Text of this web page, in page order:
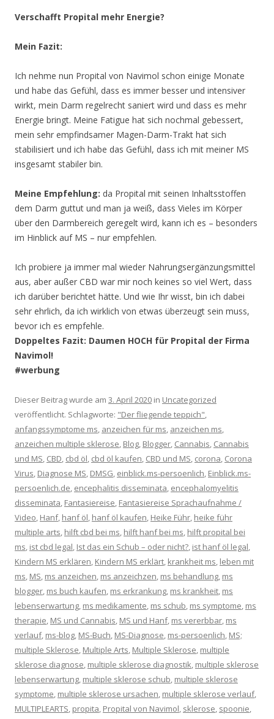
Verschafft Propital mehr Energie?
Mein Fazit:
Ich nehme nun Propital von Navimol schon einige Monate
und habe das Gefühl, dass es immer besser und intensiver
wirkt, mein Darm regelrecht saniert wird und dass es mehr
Energie bringt. Meine Fatigue hat sich nochmal gebessert,
mein sehr empfindsamer Magen-Darm-Trakt hat sich
stabilisiert und ich habe das Gefühl, dass ich mit meiner MS
insgesamt stabiler bin.
Meine Empfehlung: da Propital mit seinen Inhaltsstoffen
dem Darm guttut und man ja weiß, dass Vieles im Körper
über den Darmbereich geregelt wird, kann ich es – besonders
im Hinblick auf MS – nur empfehlen.
Ich probiere ja immer mal wieder Nahrungsergänzungsmittel
aus, aber außer CBD war mir noch keines so viel Wert, dass
ich darüber berichtet hätte. Und wie Ihr wisst, bin ich dabei
sehr ehrlich, da ich wirklich von etwas überzeugt sein muss,
bevor ich es empfehle.
Doppeltes Fazit: Daumen HOCH für Propital der Firma
Navimol!
#werbung
Dieser Beitrag wurde am 3. April 2020 in Uncategorized
veröffentlicht. Schlagworte: "Der fliegende teppich",
anfangssymptome ms, anzeichen für ms, anzeichen ms,
anzeichen multiple sklerose, Blog, Blogger, Cannabis, Cannabis
und MS, CBD, cbd öl, cbd öl kaufen, CBD und MS, corona, Corona
Virus, Diagnose MS, DMSG, einblick.ms-persoenlich, Einblick.ms-
persoenlich.de, encephalitis disseminata, encephalomyelitis
disseminata, Fantasiereise, Fantasiereise Sprachaufnahme /
Video, Hanf, hanf öl, hanf öl kaufen, Heike Führ, heike führ
multiple arts, hilft cbd bei ms, hilft hanf bei ms, hilft propital bei
ms, ist cbd legal, Ist das ein Schub – oder nicht?, ist hanf öl legal,
Kindern MS erklären, Kindern MS erklärt, krankheit ms, leben mit
ms, MS, ms anzeichen, ms anzeichzen, ms behandlung, ms
blogger, ms buch kaufen, ms erkrankung, ms krankheit, ms
lebenserwartung, ms medikamente, ms schub, ms symptome, ms
therapie, MS und Cannabis, MS und Hanf, ms vererbbar, ms
verlauf, ms-blog, MS-Buch, MS-Diagnose, ms-persoenlich, MS;
multiple Sklerose, Multiple Arts, Multiple Sklerose, multiple
sklerose diagnose, multiple sklerose diagnostik, multiple sklerose
lebenserwartung, multiple sklerose schub, multiple sklerose
symptome, multiple sklerose ursachen, multiple sklerose verlauf,
MULTIPLEARTS, propita, Propital von Navimol, sklerose, spoonie,